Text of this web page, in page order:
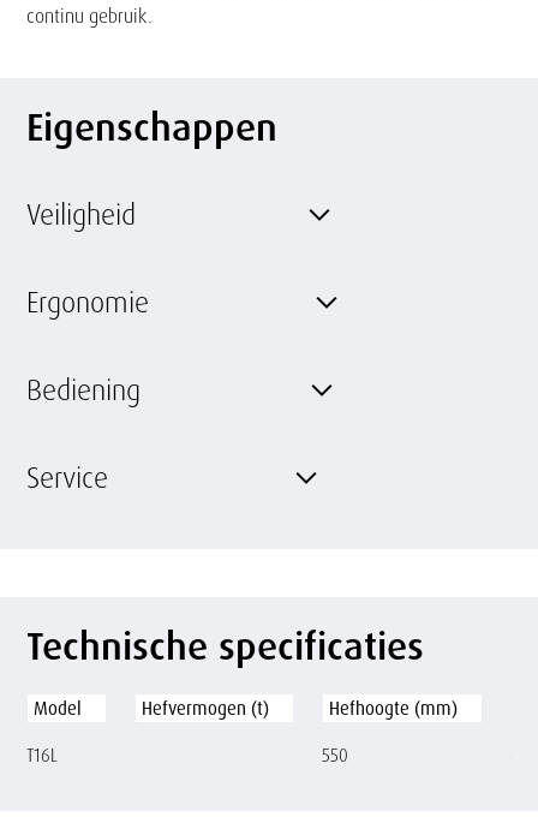
continu gebruik.
Eigenschappen
Veiligheid
Ergonomie
Bediening
Service
Technische specificaties
Model Hefvermogen (t) Hefhoogte (mm)
T16L 550